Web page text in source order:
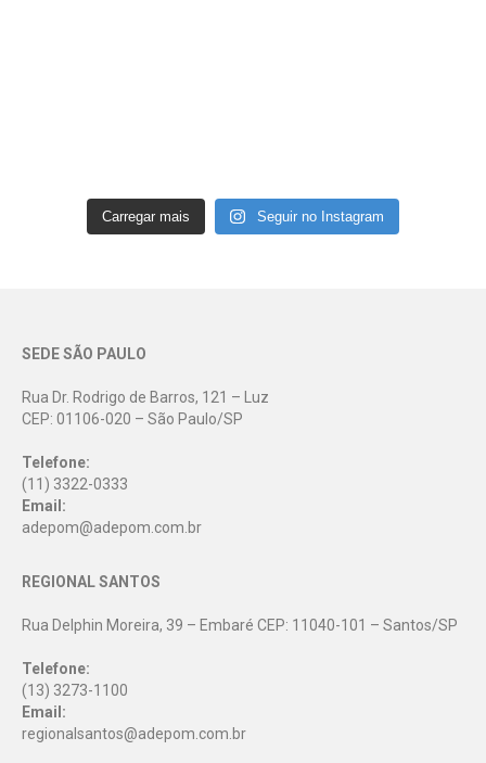
Carregar mais Seguir no Instagram
SEDE SÃO PAULO
Rua Dr. Rodrigo de Barros, 121 – Luz
CEP: 01106-020 – São Paulo/SP
Telefone:
(11) 3322-0333
Email:
adepom@adepom.com.br
REGIONAL SANTOS
Rua Delphin Moreira, 39 – Embaré CEP: 11040-101 – Santos/SP
Telefone:
(13) 3273-1100
Email:
regionalsantos@adepom.com.br